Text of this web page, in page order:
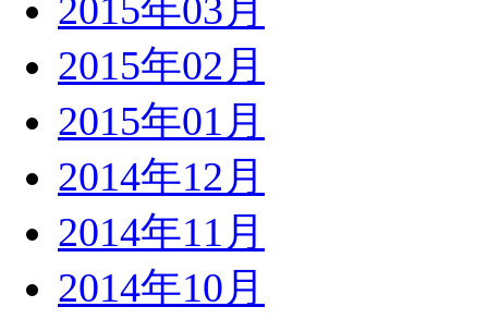
2015年03月
2015年02月
2015年01月
2014年12月
2014年11月
2014年10月